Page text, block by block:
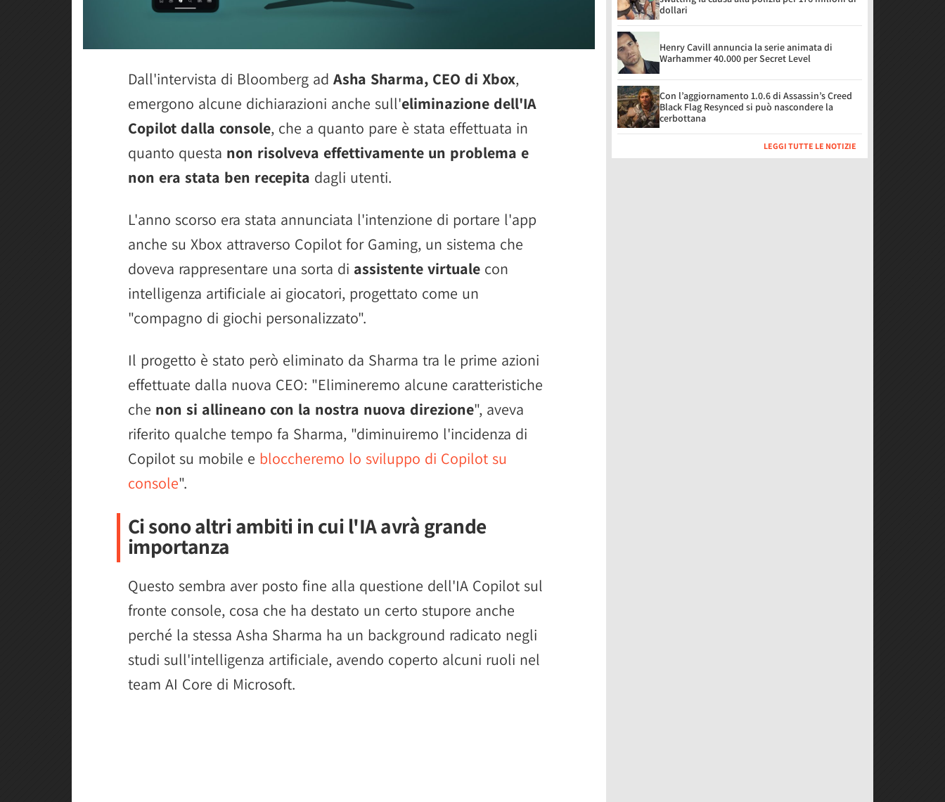
Dall'intervista di Bloomberg ad Asha Sharma, CEO di Xbox,
emergono alcune dichiarazioni anche sull'eliminazione dell'IA
Copilot dalla console, che a quanto pare è stata effettuata in
quanto questa non risolveva effettivamente un problema e
non era stata ben recepita dagli utenti.
L'anno scorso era stata annunciata l'intenzione di portare l'app
anche su Xbox attraverso Copilot for Gaming, un sistema che
doveva rappresentare una sorta di assistente virtuale con
intelligenza artificiale ai giocatori, progettato come un
"compagno di giochi personalizzato".
Il progetto è stato però eliminato da Sharma tra le prime azioni
effettuate dalla nuova CEO: "Elimineremo alcune caratteristiche
che non si allineano con la nostra nuova direzione", aveva
riferito qualche tempo fa Sharma, "diminuiremo l'incidenza di
Copilot su mobile e bloccheremo lo sviluppo di Copilot su
console".
Ci sono altri ambiti in cui l'IA avrà grande
importanza
Questo sembra aver posto fine alla questione dell'IA Copilot sul
fronte console, cosa che ha destato un certo stupore anche
perché la stessa Asha Sharma ha un background radicato negli
studi sull'intelligenza artificiale, avendo coperto alcuni ruoli nel
team AI Core di Microsoft.
dollari
Henry Cavill annuncia la serie animata di
Warhammer 40.000 per Secret Level
Con l’aggiornamento 1.0.6 di Assassin’s Creed
Black Flag Resynced si può nascondere la
cerbottana
LEGGI TUTTE LE NOTIZIE